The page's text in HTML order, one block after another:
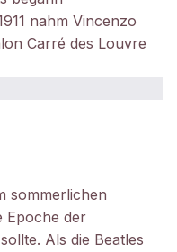
nahm Vincenzo
Carré des Louvre
sommerlichen
Epoche der
Als die Beatles